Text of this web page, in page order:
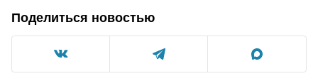
Поделиться новостью